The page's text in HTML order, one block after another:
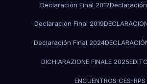
Declaración Final 2017
Declaración Final 2019
Declaración Final 2024
DICHIARAZIONE FINALE 2025
ENCUENTROS CES-RPS